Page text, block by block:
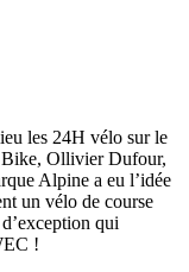
les 24H vélo sur le
Ollivier Dufour,
Alpine a eu l’idée
un vélo de course
qui
!